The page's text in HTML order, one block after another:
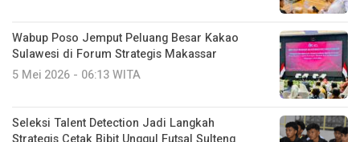
Wabup Poso Jemput Peluang Besar Kakao
Sulawesi di Forum Strategis Makassar
5 Mei 2026 - 06:13 WITA
Seleksi Talent Detection Jadi Langkah